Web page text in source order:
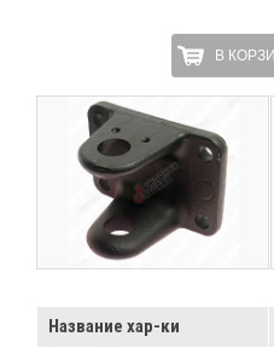
В
Название хар-ки